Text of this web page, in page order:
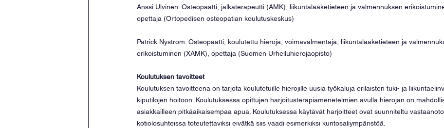
Anssi Ulvinen: Osteopaatti, jalkaterapeutti (AMK), liikuntalääketieteen ja valmennuksen
opettaja (Ortopedisen osteopatian koulutuskeskus)
Patrick Nyström: Osteopaatti, koulutettu hieroja, voimavalmentaja, liikuntalääketieteen ja
erikoistuminen (XAMK), opettaja (Suomen Urheiluhierojaopisto)
Koulutuksen tavoitteet
Koulutuksen tavoitteena on tarjota koulutetuille hierojille uusia työkaluja erilaisten tuki- ja
kiputilojen hoitoon. Koulutuksessa opittujen harjoitusterapiamenetelmien avulla hierojan on
asiakkailleen pitkäaikaisempaa apua. Koulutuksessa käytävät harjoitteet ovat suunniteltu
kotiolosuhteissa toteutettaviksi eivätkä siis vaadi esimerkiksi kuntosaliympäristöä.